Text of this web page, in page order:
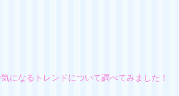
になるトレンドについて調べてみました！